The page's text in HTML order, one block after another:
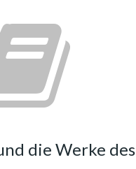
die Werke des